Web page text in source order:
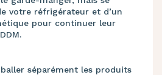
votre réfrigérateur et d’un
pour continuer leur
séparément les produits